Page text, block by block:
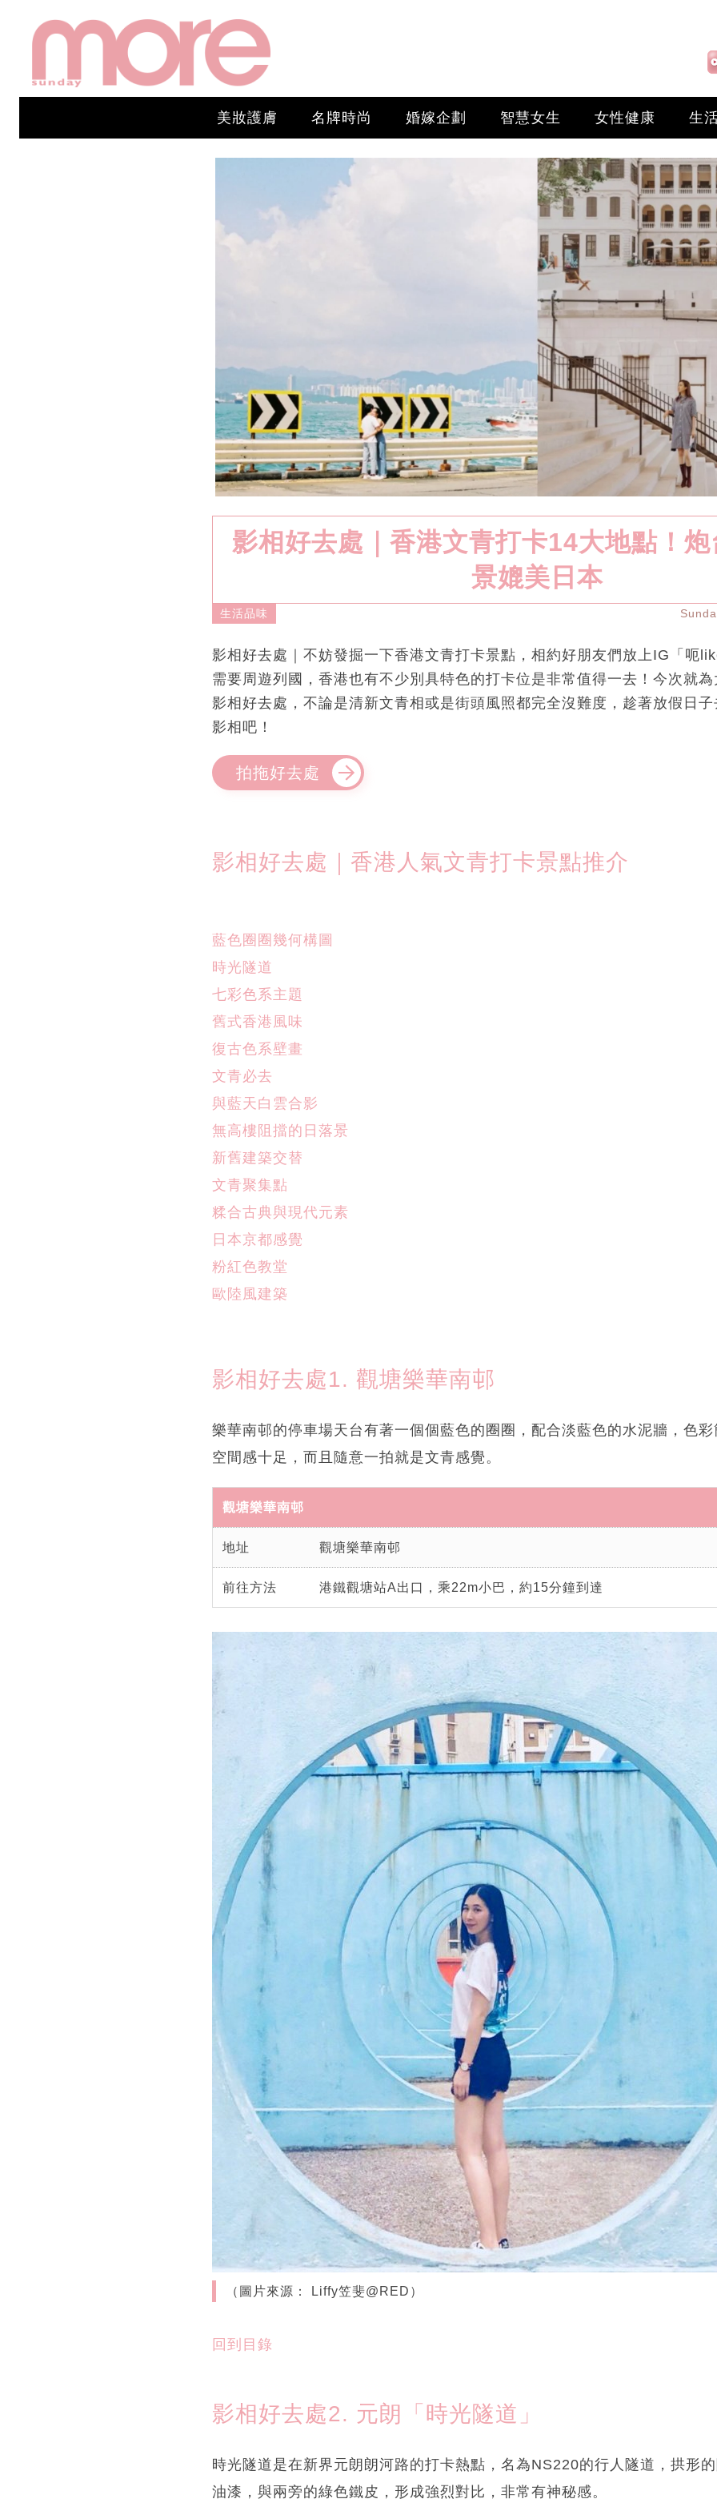
美妝護膚 名牌時尚 婚嫁企劃 智慧女生 女性健康 生
影相好去處｜香港文青打卡14大地點！
景媲美日本
生活品味
影相好去處｜不妨發掘一下香港文青打卡景點，相約好朋友們放上IG「呃
需要周遊列國，香港也有不少別具特色的打卡位是非常值得一去！今次就
影相好去處，不論是清新文青相或是街頭風照都完全沒難度，趁著放假日
影相吧！
拍拖好去處
影相好去處｜香港人氣文青打卡景點推介
藍色圈圈幾何構圖
時光隧道
七彩色系主題
舊式香港風味
復古色系壁畫
文青必去
與藍天白雲合影
無高樓阻擋的日落景
新舊建築交替
文青聚集點
糅合古典與現代元素
日本京都感覺
粉紅色教堂
歐陸風建築
影相好去處1. 觀塘樂華南邨
樂華南邨的停車場天台有著一個個藍色的圈圈，配合淡藍色的水泥牆，色彩
空間感十足，而且隨意一拍就是文青感覺。
觀塘樂華南邨
地址 觀塘樂華南邨
前往方法 港鐵觀塘站A出口，乘22m小巴，約15分鐘到達
（圖片來源： Liffy笠斐@RED）
回到目錄
影相好去處2. 元朗「時光隧道」
時光隧道是在新界元朗朗河路的打卡熱點，名為NS220的行人隧道，拱形
油漆，與兩旁的綠色鐵皮，形成強烈對比，非常有神秘感。